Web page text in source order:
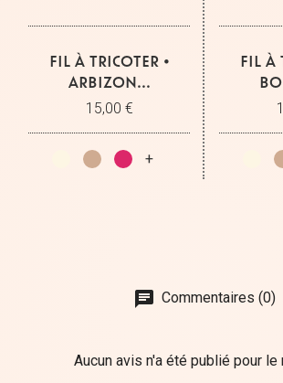
FIL À TRICOTER •
ARBIZON...
15,00 €
FIL À
chat Commentaires (0)
Aucun avis n'a été publié pour le